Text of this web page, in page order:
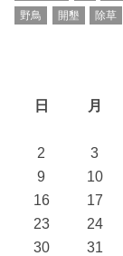
野鳥
開墾 除草
日
月
2
3
9
10
16
17
23
24
30
31